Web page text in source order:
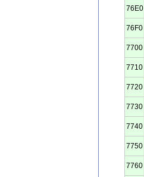
76E0
76F0
7700
7710
7720
7730
7740
7750
7760